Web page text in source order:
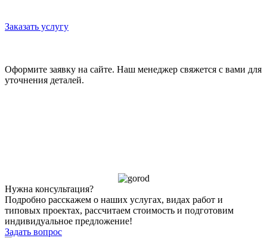
Заказать услугу
Оформите заявку на сайте. Наш менеджер свяжется с вами для
уточнения деталей.
Нужна консультация?
Подробно расскажем о наших услугах, видах работ и
типовых проектах, рассчитаем стоимость и подготовим
индивидуальное предложение!
Задать вопрос